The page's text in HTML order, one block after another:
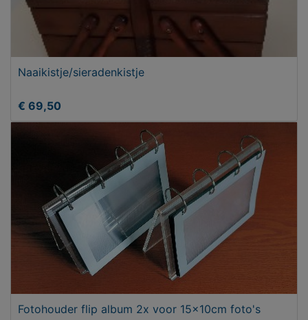
Naaikistje/sieradenkistje
€ 69,50
Fotohouder flip album 2x voor 15x10cm foto's